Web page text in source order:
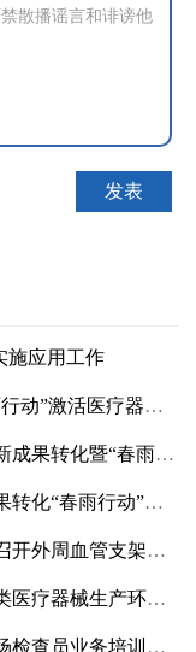
施应用工作
医疗器械创新动能
“春雨行动”宣贯培训会
“春雨行动”推进会
架不良事件术语研讨会
生产环节专项检查
暨廉政纪律教育会议